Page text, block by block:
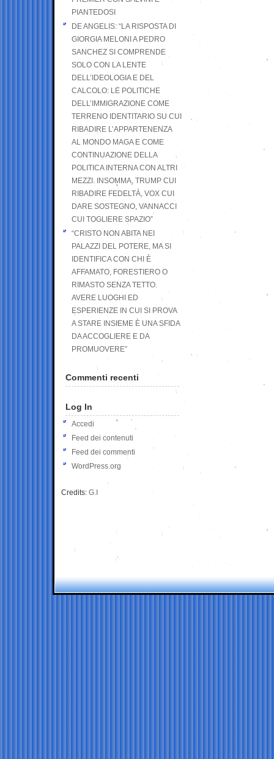
PIANTEDOSI
DE ANGELIS: “LA RISPOSTA DI
GIORGIA MELONI A PEDRO
SANCHEZ SI COMPRENDE
SOLO CON LA LENTE
DELL’IDEOLOGIA E DEL
CALCOLO: LE POLITICHE
DELL’IMMIGRAZIONE COME
TERRENO IDENTITARIO SU CUI
RIBADIRE L’APPARTENENZA
AL MONDO MAGA E COME
CONTINUAZIONE DELLA
POLITICA INTERNA CON ALTRI
MEZZI. INSOMMA, TRUMP CUI
RIBADIRE FEDELTÀ, VOX CUI
DARE SOSTEGNO, VANNACCI
CUI TOGLIERE SPAZIO”
“CRISTO NON ABITA NEI
PALAZZI DEL POTERE, MA SI
IDENTIFICA CON CHI È
AFFAMATO, FORESTIERO O
RIMASTO SENZA TETTO.
AVERE LUOGHI ED
ESPERIENZE IN CUI SI PROVA
A STARE INSIEME È UNA SFIDA
DA ACCOGLIERE E DA
PROMUOVERE”
Commenti recenti
Log In
Accedi
Feed dei contenuti
Feed dei commenti
WordPress.org
Credits: G.I